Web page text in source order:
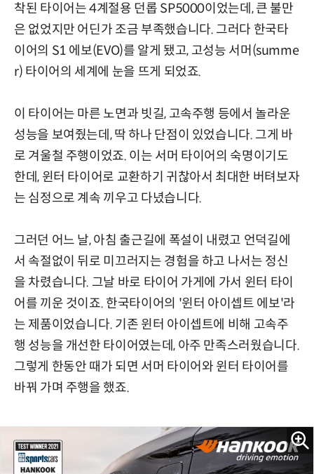
착된 타이어는 4계절용 던롭 SP5000이었는데, 큰 불만
은 없었지만 어딘가 조금 부족했습니다. 그러다 한국타
이어의 S1 에보(EVO)를 알게 됐고, 고성능 서머(summe
r) 타이어의 세계에 눈을 뜨게 되었죠.
이 타이어는 마른 노면과 빗길, 고속주행 등에서 놀라운
성능을 보여줬는데, 딱 하나 단점이 있었습니다. 그게 바
로 겨울철 주행이었죠. 이는 서머 타이어의 숙명이기도
한데, 윈터 타이어로 교환하기 귀찮아서 최대한 버텨보자
는 심정으로 계속 끼우고 다녔습니다.
그러던 어느 날, 아침 출근길에 폭설이 내렸고 언덕길에
서 속절없이 뒤로 미끄러지는 경험을 하고 나서는 정신
을 차렸습니다. 그날 바로 타이어 가게에 가서 윈터 타이
어를 끼운 것이죠. 한국타이어의 '윈터 아이셉트 에보'라
는 제품이었습니다. 기존 윈터 아이셉트에 비해 고속주
행 성능을 개선한 타이어였는데, 아주 만족스러웠습니다.
그렇게 한동안 때가 되면 서머 타이어와 윈터 타이어를
바꿔 가며 주행을 했죠.